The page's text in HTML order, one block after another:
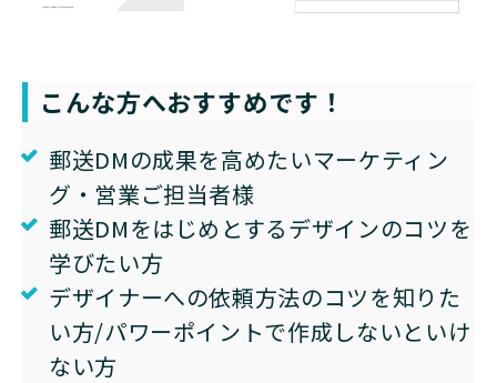
こんな方へおすすめです！
郵送DMの成果を高めたいマーケティン
グ・営業ご担当者様
郵送DMをはじめとするデザインのコツを
学びたい方
デザイナーへの依頼方法のコツを知りた
い方/パワーポイントで作成しないといけ
ない方